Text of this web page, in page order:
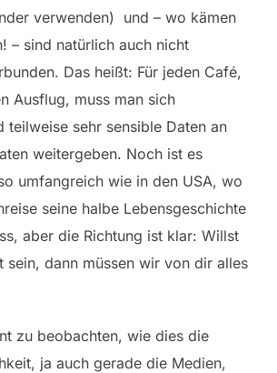
verwenden) und – wo kämen
– sind natürlich auch nicht
Das heißt: Für jeden Café,
Ausflug, muss man sich
teilweise sehr sensible Daten an
weitergeben. Noch ist es
umfangreich wie in den USA, wo
seine halbe Lebensgeschichte
aber die Richtung ist klar: Willst
sein, dann müssen wir von dir alles
zu beobachten, wie dies die
ja auch gerade die Medien,